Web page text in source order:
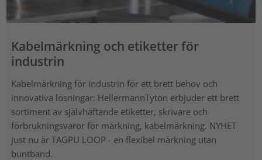
Kabelmärkning och etiketter för
industrin
Kabelmärkning för industrin för ett brett behov och
innovativa lösningar: HellermannTyton erbjuder ett brett
sortiment av självhäftande etiketter, skrivare och
förbrukningsvaror för märkning, kabelmärkning. NYHET
just nu är TAGPU LOOP - en flexibel märkning utan
buntband.